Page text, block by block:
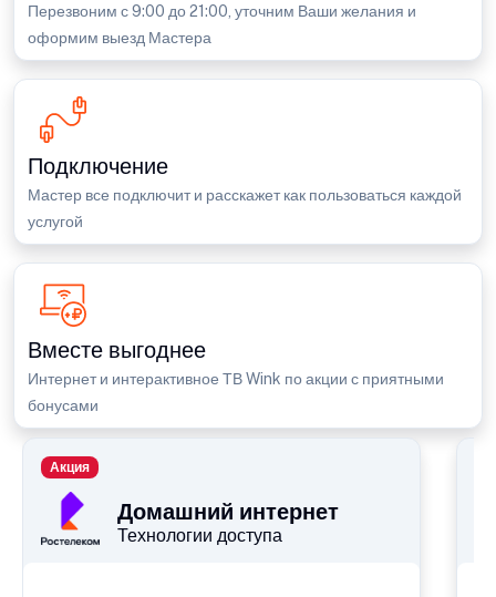
Перезвоним с 9:00 до 21:00, уточним Ваши желания и
оформим выезд Мастера
Подключение
Мастер все подключит и расскажет как пользоваться каждой
услугой
Вместе выгоднее
Интернет и интерактивное ТВ Wink по акции с приятными
бонусами
Домашний интернет
Технологии доступа
Акция